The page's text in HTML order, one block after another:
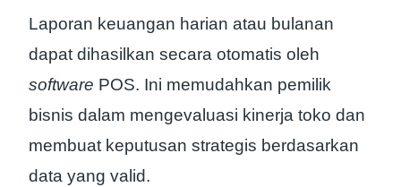
Laporan keuangan harian atau bulanan
dapat dihasilkan secara otomatis oleh
software POS. Ini memudahkan pemilik
bisnis dalam mengevaluasi kinerja toko dan
membuat keputusan strategis berdasarkan
data yang valid.